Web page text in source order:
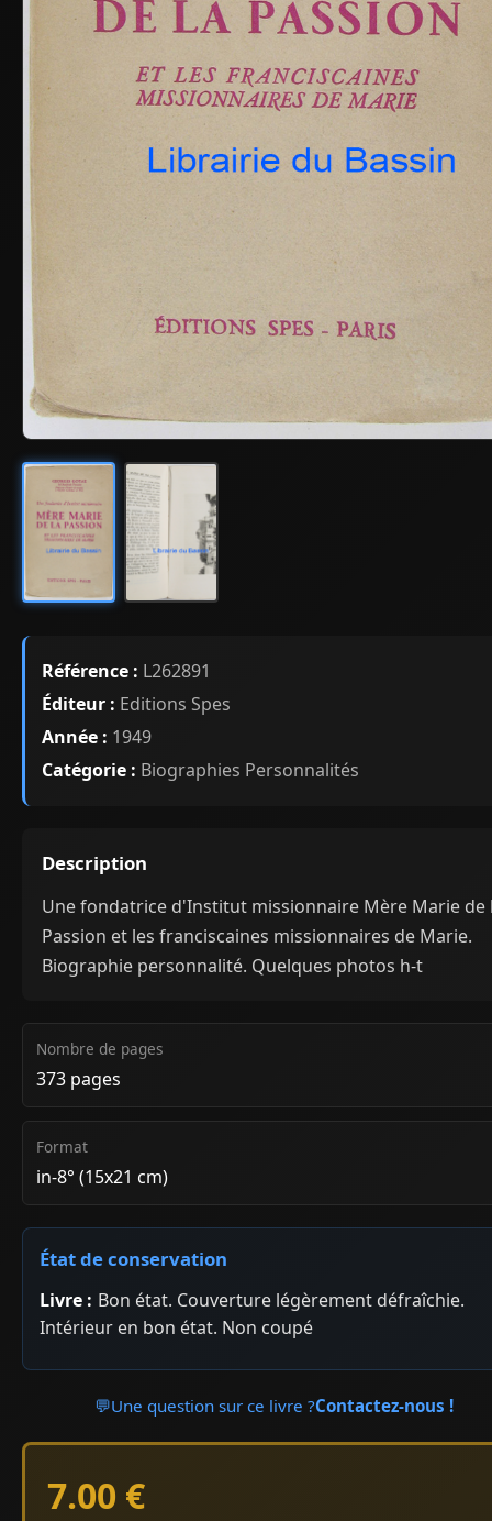
Référence : L262891
Éditeur : Editions Spes
Année : 1949
Catégorie : Biographies Personnalités
Description
Une fondatrice d'Institut missionnaire Mère Marie de
Passion et les franciscaines missionnaires de Marie.
Biographie personnalité. Quelques photos h-t
Nombre de pages
373 pages
Format
in-8° (15x21 cm)
État de conservation
Livre : Bon état. Couverture légèrement défraîchie.
Intérieur en bon état. Non coupé
💬Une question sur ce livre ?Contactez-nous !
7.00 €